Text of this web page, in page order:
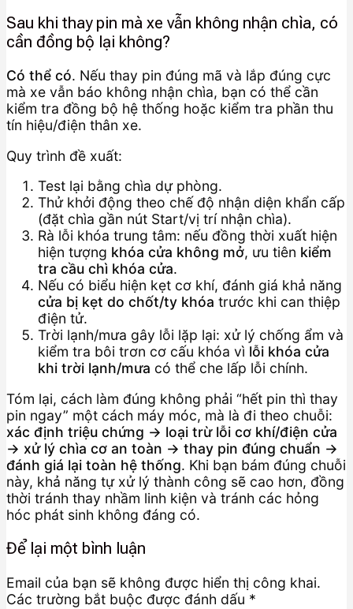
Sau khi thay pin mà xe vẫn không nhận chìa, có
cần đồng bộ lại không?
Có thể có. Nếu thay pin đúng mã và lắp đúng cực
mà xe vẫn báo không nhận chìa, bạn có thể cần
kiểm tra đồng bộ hệ thống hoặc kiểm tra phần thu
tín hiệu/điện thân xe.
Quy trình đề xuất:
Test lại bằng chìa dự phòng.
Thử khởi động theo chế độ nhận diện khẩn cấp
(đặt chìa gần nút Start/vị trí nhận chìa).
Rà lỗi khóa trung tâm: nếu đồng thời xuất hiện
hiện tượng khóa cửa không mở, ưu tiên kiểm
tra cầu chì khóa cửa.
Nếu có biểu hiện kẹt cơ khí, đánh giá khả năng
cửa bị kẹt do chốt/ty khóa trước khi can thiệp
điện tử.
Trời lạnh/mưa gây lỗi lặp lại: xử lý chống ẩm và
kiểm tra bôi trơn cơ cấu khóa vì lỗi khóa cửa
khi trời lạnh/mưa có thể che lấp lỗi chính.
Tóm lại, cách làm đúng không phải “hết pin thì thay
pin ngay” một cách máy móc, mà là đi theo chuỗi:
xác định triệu chứng → loại trừ lỗi cơ khí/điện cửa
→ xử lý chìa cơ an toàn → thay pin đúng chuẩn →
đánh giá lại toàn hệ thống. Khi bạn bám đúng chuỗi
này, khả năng tự xử lý thành công sẽ cao hơn, đồng
thời tránh thay nhầm linh kiện và tránh các hỏng
hóc phát sinh không đáng có.
Để lại một bình luận
Email của bạn sẽ không được hiển thị công khai.
Các trường bắt buộc được đánh dấu *